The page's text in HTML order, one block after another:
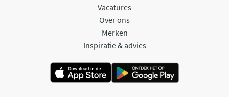
Vacatures
Over ons
Merken
Inspiratie & advies